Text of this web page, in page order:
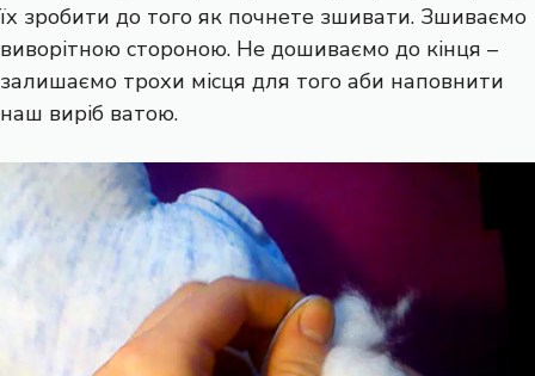
їх зробити до того як почнете зшивати. Зшиваємо
виворітною стороною. Не дошиваємо до кінця –
залишаємо трохи місця для того аби наповнити
наш виріб ватою.